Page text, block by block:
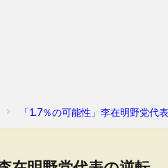
「1.7％の可能性」李在明野党代